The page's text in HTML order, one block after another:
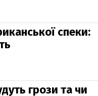
спеки:
грози та чи